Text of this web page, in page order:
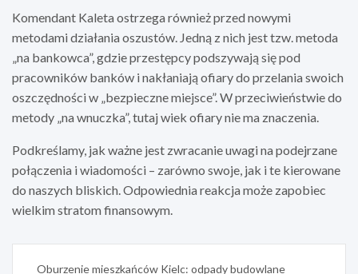
Komendant Kaleta ostrzega również przed nowymi
metodami działania oszustów. Jedną z nich jest tzw. metoda
„na bankowca”, gdzie przestępcy podszywają się pod
pracowników banków i nakłaniają ofiary do przelania swoich
oszczędności w „bezpieczne miejsce”. W przeciwieństwie do
metody „na wnuczka”, tutaj wiek ofiary nie ma znaczenia.
Podkreślamy, jak ważne jest zwracanie uwagi na podejrzane
połączenia i wiadomości – zarówno swoje, jak i te kierowane
do naszych bliskich. Odpowiednia reakcja może zapobiec
wielkim stratom finansowym.
Oburzenie mieszkańców Kielc: odpady budowlane